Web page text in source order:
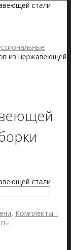
стали
из нержавеющей
стали
, Комплекты -